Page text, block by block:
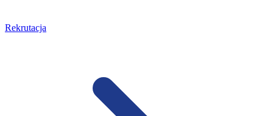
Rekrutacja